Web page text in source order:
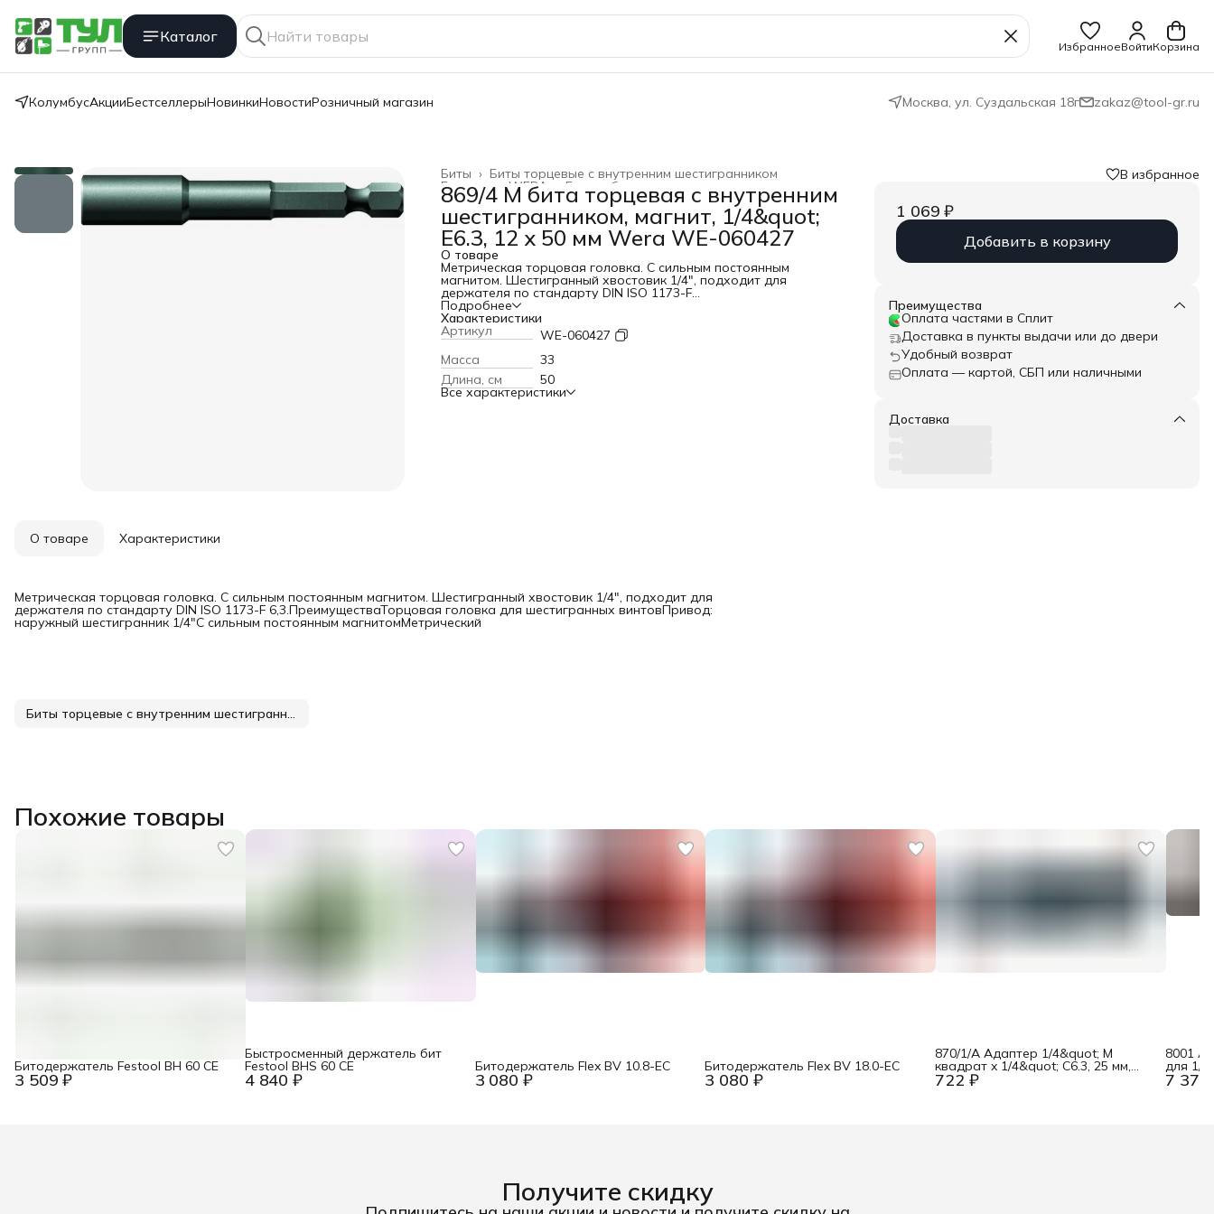
Каталог
ИзбранноеВойтиКорзина
КолумбусАкцииБестселлерыНовинкиНовостиРозничный магазин Москва, ул. Суздальская 18г zakaz@tool-gr.ru
Биты торцевые с внутренним шестигранником
Биты ›
Биты и битодержатели
WERA
Главная
869/4 M бита торцевая с внутренним
шестигранником, магнит, 1/4&quot;
E6.3, 12 x 50 мм Wera WE-060427
О товаре
Метрическая торцовая головка. С сильным постоянным
магнитом. Шестигранный хвостовик 1/4", подходит для
держателя по стандарту DIN ISO 1173-F
6,3.ПреимуществаТорцовая головка для шестигранных
винтовПривод: наружный шестигранник 1/4"С сильным
постоянным магнитомМетрический
Подробнее
Характеристики
Артикул
WE-060427
Масса
33
Длина, см
50
Все характеристики
В избранное
1 069 ₽
Добавить в корзину
Преимущества
Оплата частями в Сплит
Доставка в пункты выдачи или до двери
Удобный возврат
Оплата — картой, СБП или наличными
Доставка
О товаре Характеристики
Метрическая торцовая головка. С сильным постоянным магнитом. Шестигранный хвостовик 1/4", подходит для
держателя по стандарту DIN ISO 1173-F 6,3.ПреимуществаТорцовая головка для шестигранных винтовПривод:
наружный шестигранник 1/4"С сильным постоянным магнитомМетрический
Биты торцевые с внутренним шестигранником
Похожие товары
3 509 ₽
Битодержатель Festool BH 60 CE
4 840 ₽
Быстросменный держатель бит
Festool BHS 60 CE
3 080 ₽
Битодержатель Flex BV 10.8-EC
3 080 ₽
Битодержатель Flex BV 18.0-EC
722 ₽
870/1/A Адаптер 1/4&quot; M
квадрат x 1/4&quot; C6.3, 25 мм,
ручной режим Wera WE-136000 7 378
8001 A
для 1/
пр.
Получите скидку